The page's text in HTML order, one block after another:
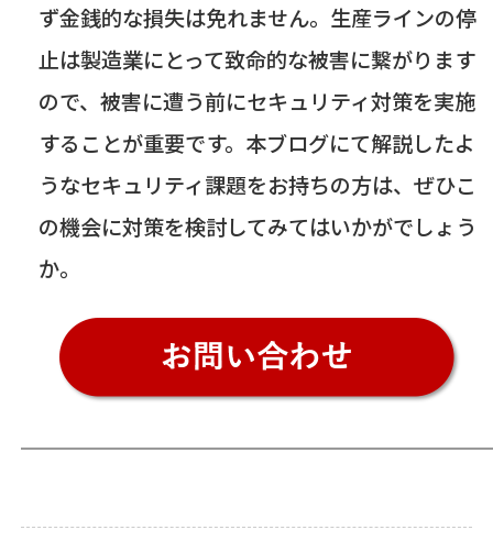
ず金銭的な損失は免れません。生産ラインの停
止は製造業にとって致命的な被害に繋がります
ので、被害に遭う前にセキュリティ対策を実施
することが重要です。本ブログにて解説したよ
うなセキュリティ課題をお持ちの方は、ぜひこ
の機会に対策を検討してみてはいかがでしょう
か。